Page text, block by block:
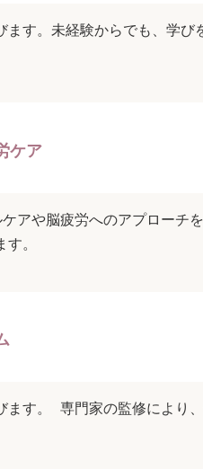
す。未経験からでも、学び
ケア
アや脳疲労へのアプローチ
。
ます。 専門家の監修により